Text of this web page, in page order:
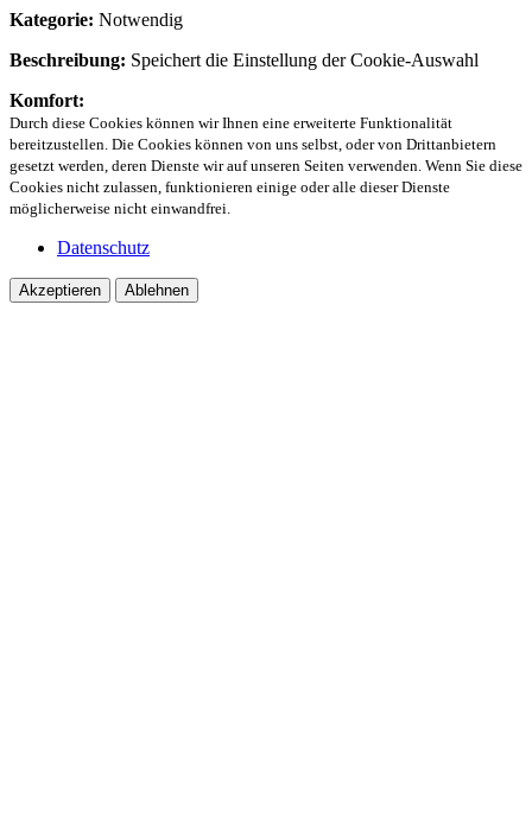
Kategorie: Notwendig
Beschreibung: Speichert die Einstellung der Cookie-Auswahl
Komfort:
Durch diese Cookies können wir Ihnen eine erweiterte Funktionalität
bereitzustellen. Die Cookies können von uns selbst, oder von Drittanbietern
gesetzt werden, deren Dienste wir auf unseren Seiten verwenden. Wenn Sie diese
Cookies nicht zulassen, funktionieren einige oder alle dieser Dienste
möglicherweise nicht einwandfrei.
Datenschutz
Akzeptieren Ablehnen